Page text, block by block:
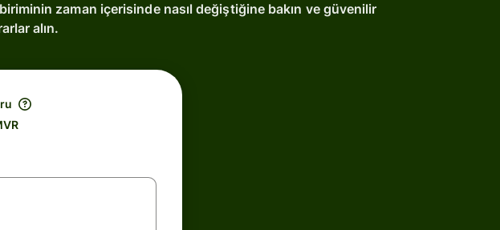
zaman içerisinde nasıl değiştiğine bakın ve güvenilir
alın.